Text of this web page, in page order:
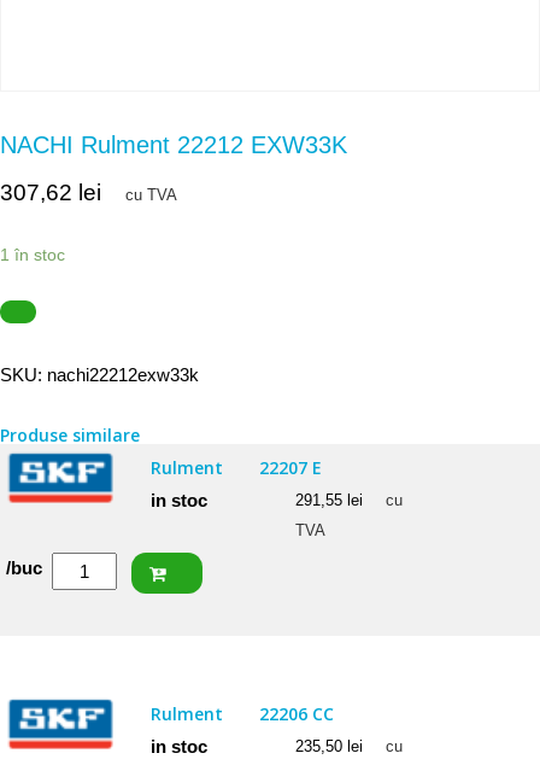
NACHI Rulment 22212 EXW33K
307,62 lei cu TVA
1 în stoc
SKU: nachi22212exw33k
Produse similare
Rulment
22207 E
in stoc 291,55 lei
cu
TVA
Cantitate
/buc
Rulment 22206 CC
in stoc 235,50 lei
cu